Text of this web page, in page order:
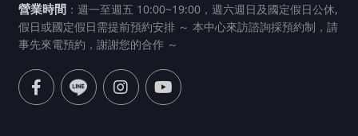
營業時間 ：週一至週五 10:00~19:00，週六週日及國定假日公休,
假日或國定假日需提前預約安排 ～ 本中心來訪諮詢採預約制，請
事先來電預約，謝謝您的合作 ～